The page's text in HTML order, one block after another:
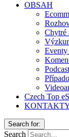
OBSAH
Chytré
Eventy
Czech Top
Search for:
Search